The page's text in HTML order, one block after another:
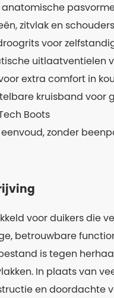
zitvlak en
voor
uitlaatventielen
extra comfort in
kruisband voor
Boots
zonder
voor duikers die
betrouwbare
is tegen
In plaats van
en doordachte